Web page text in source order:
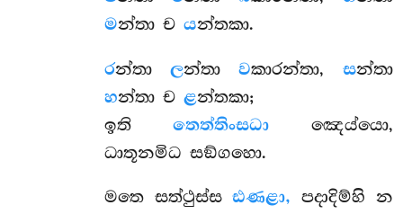
මන්තා ච යන්තකා.
රන්තාලන්තාවකාරන්තා, සන්තා
හන්තා ච ළන්තකා;
ඉතිතෙත්තිංසධා ඤෙය්යො,
ධාතූනමිධ සඞ්ගහො.
මතෙ සත්ථුස්සඪණළා, පදාදිම්හි න